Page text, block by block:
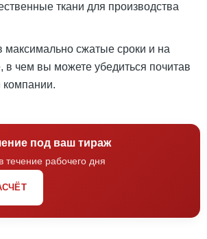
ткани для производства
максимально сжатые сроки и на
в чем вы можете убедиться почитав
под ваш тираж
рабочего дня